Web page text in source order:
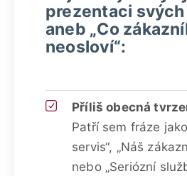
prezentaci
aneb „Co
neosloví“:
Příliš obecná
Patří sem fráze
servis“, „Náš
nebo „Seriózní